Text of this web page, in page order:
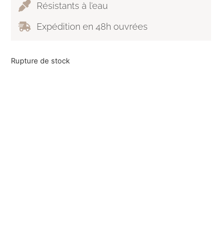
Résistants à l’eau
Expédition en 48h ouvrées
Rupture de stock